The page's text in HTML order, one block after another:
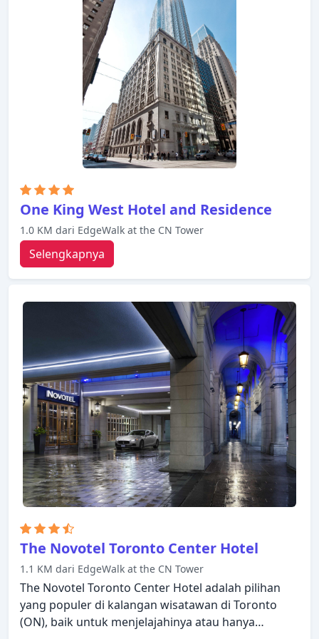
persinggahan Anda.
One King West Hotel and Residence
1.0 KM dari EdgeWalk at the CN Tower
Selengkapnya
The Novotel Toronto Center Hotel
1.1 KM dari EdgeWalk at the CN Tower
The Novotel Toronto Center Hotel adalah pilihan
yang populer di kalangan wisatawan di Toronto
(ON), baik untuk menjelajahinya atau hanya